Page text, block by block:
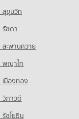
สุขุมวิท
รัชดา
สะพานควาย
พญาไท
เมืองทอง
วิภาวดี
รัชโยธิน